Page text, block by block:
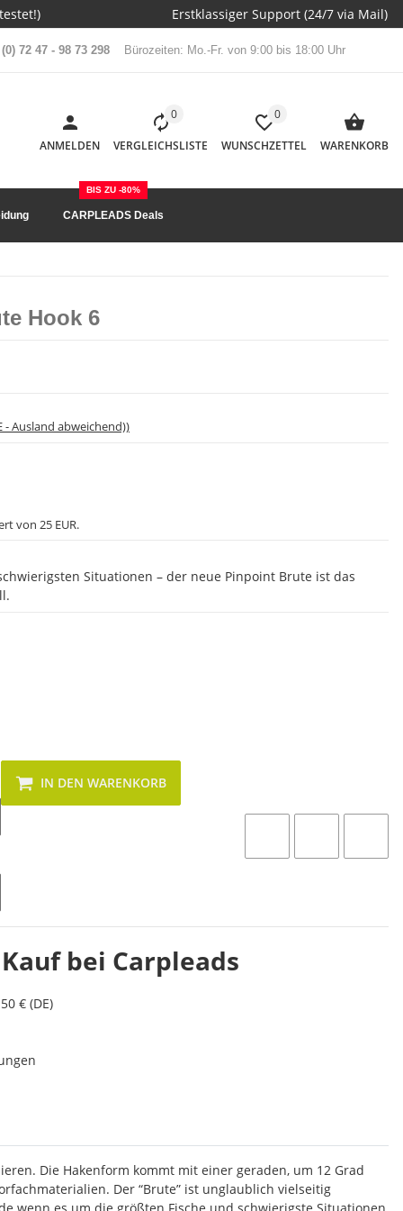
Erstklassiger Support (24/7 via Mail)
72 47 - 98 73 298 Bürozeiten: Mo.-Fr. von 9:00 bis 18:00 Uhr
ANMELDEN
0
VERGLEICHSLISTE
0
WUNSCHZETTEL WARENKORB
CARPLEADS Deals
BIS ZU -80%
Hook 6
- Ausland abweichend))
von 25 EUR.
Situationen – der neue Pinpoint Brute ist das
IN DEN WARENKORB
bei Carpleads
€ (DE)
Die Hakenform kommt mit einer geraden, um 12 Grad
Der “Brute” ist unglaublich vielseitig
wenn es um die größten Fische und schwierigste Situationen